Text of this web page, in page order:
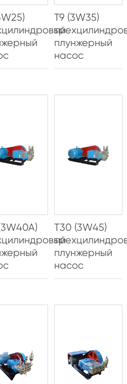
T9 (3W35)
плунжерный
насос
T30 (3W45)
плунжерный
насос